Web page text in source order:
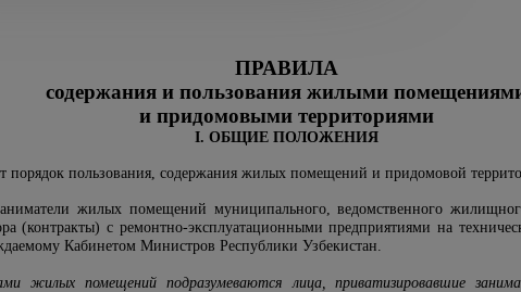
ПРАВИЛА
содержания и пользования жилыми
и придомовыми территориями
I. ОБЩИЕ ПОЛОЖЕНИЯ
порядок пользования, содержания жилых помещений и придомовой
жилых помещений муниципального, ведомственного
(контракты) с ремонтно-эксплуатационными предприятиями на
Кабинетом Министров Республики Узбекистан.
жилых помещений подразумеваются лица, приватизировавшие